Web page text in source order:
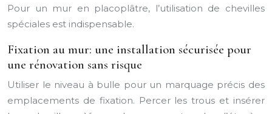
Pour un mur en placoplâtre, l’utilisation de chevilles
spéciales est indispensable.
Fixation au mur: une installation sécurisée pour
une rénovation sans risque
Utiliser le niveau à bulle pour un marquage précis des
emplacements de fixation. Percer les trous et insérer